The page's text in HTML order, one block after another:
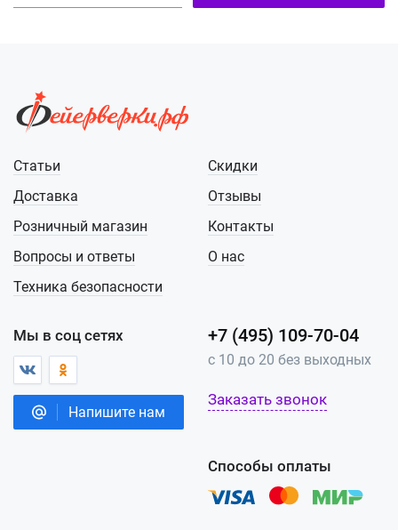
Статьи
Доставка
Розничный магазин
Вопросы и ответы
Техника безопасности
Скидки
Отзывы
Контакты
О нас
Мы в соц сетях
Напишите нам
+7 (495) 109-70-04
с 10 до 20 без выходных
Заказать звонок
Способы оплаты